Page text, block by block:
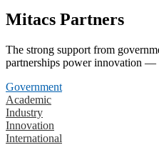
Mitacs Partners
The strong support from
partnerships power innovation —
Government
Academic
Industry
Innovation
International